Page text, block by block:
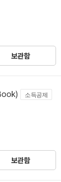
보관함
소득공제
보관함